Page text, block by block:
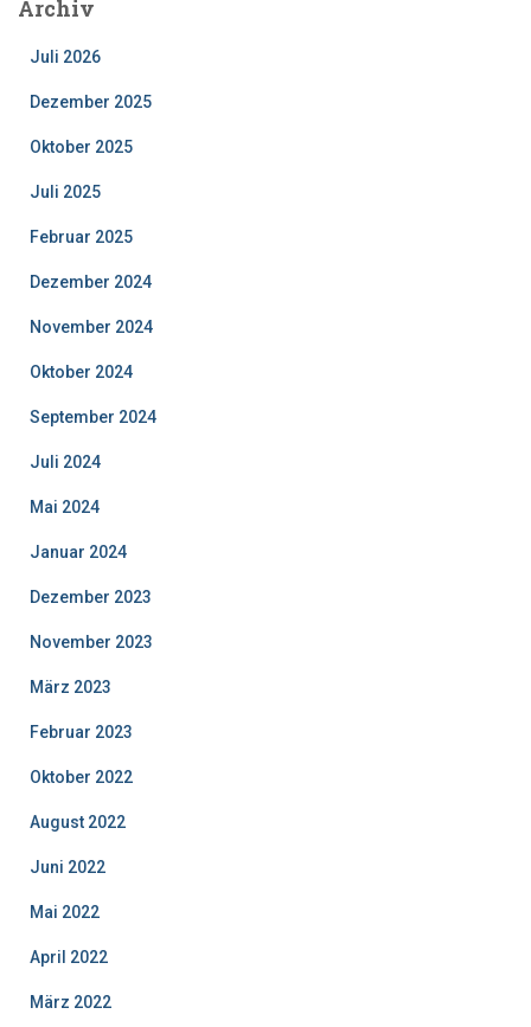
Archiv
Juli 2026
Dezember 2025
Oktober 2025
Juli 2025
Februar 2025
Dezember 2024
November 2024
Oktober 2024
September 2024
Juli 2024
Mai 2024
Januar 2024
Dezember 2023
November 2023
März 2023
Februar 2023
Oktober 2022
August 2022
Juni 2022
Mai 2022
April 2022
März 2022